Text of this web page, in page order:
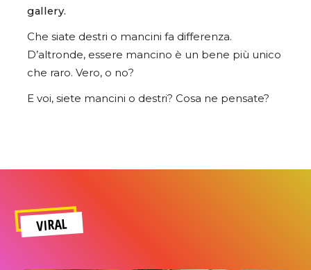
gallery.
Che siate destri o mancini fa differenza.
D’altronde, essere mancino è un bene più unico
che raro. Vero, o no?
E voi, siete mancini o destri? Cosa ne pensate?
VIRAL